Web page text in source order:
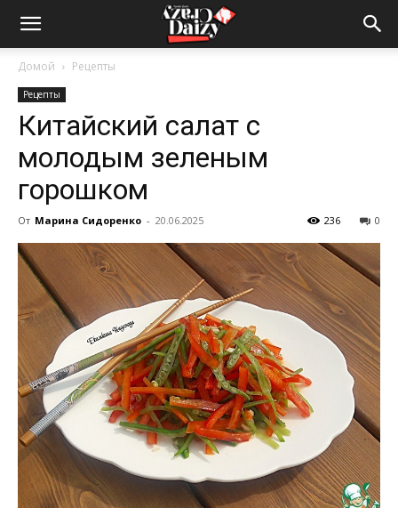
Crazy-
Daizy
сумашедшие
новости
обо
всем
Домой Рецепты
Рецепты
Китайский салат с
молодым зеленым
горошком
От Марина Сидоренко - 20.06.2025 0
236